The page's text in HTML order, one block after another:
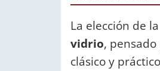
La elección de
vidrio,
clásico y